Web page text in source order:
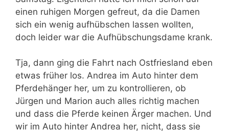
einen ruhigen Morgen gefreut, da die Damen
sich ein wenig aufhübschen lassen wollten,
doch leider war die Aufhübschungsdame krank.
Tja, dann ging die Fahrt nach Ostfriesland eben
etwas früher los. Andrea im Auto hinter dem
Pferdehänger her, um zu kontrollieren, ob
Jürgen und Marion auch alles richtig machen
und dass die Pferde keinen Ärger machen. Und
wir im Auto hinter Andrea her, nicht, dass sie